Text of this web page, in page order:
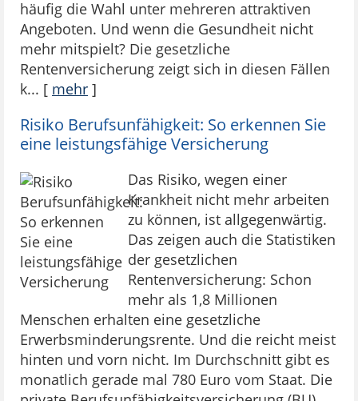
häufig die Wahl unter mehreren attraktiven
Angeboten. Und wenn die Gesundheit nicht
mehr mitspielt? Die gesetzliche
Rentenversicherung zeigt sich in diesen Fällen
k... [ mehr ]
Risiko Berufsunfähigkeit: So erkennen Sie
eine leistungsfähige Versicherung
Das Risiko, wegen einer
Krankheit nicht mehr arbeiten
zu können, ist allgegenwärtig.
Das zeigen auch die Statistiken
der gesetzlichen
Rentenversicherung: Schon
mehr als 1,8 Millionen
Menschen erhalten eine gesetzliche
Erwerbsminderungsrente. Und die reicht meist
hinten und vorn nicht. Im Durchschnitt gibt es
monatlich gerade mal 780 Euro vom Staat. Die